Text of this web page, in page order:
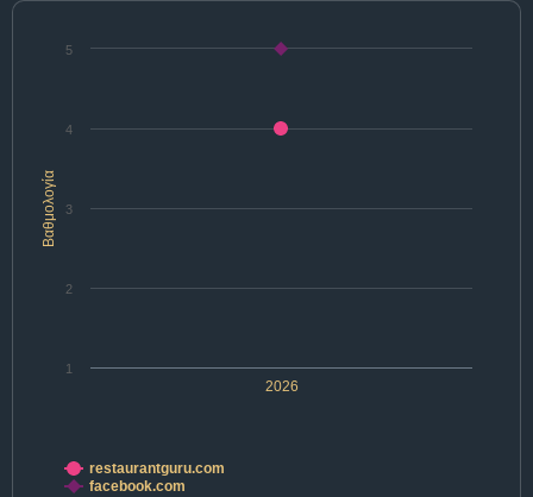
Βαθμολογία
2026
1
2
3
4
5
restaurantguru.com
facebook.com